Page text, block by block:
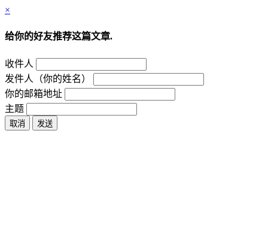
×
给你的好友推荐这篇文章.
收件人
发件人（你的姓名）
你的邮箱地址
主题
取消 发送